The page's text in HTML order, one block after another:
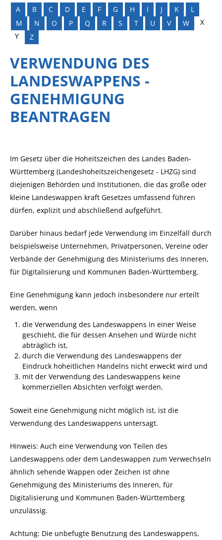
A B C D E F G H I J K
L
M
N O P Q R S T U V W
X
Y
Z
VERWENDUNG DES
LANDESWAPPENS -
GENEHMIGUNG
BEANTRAGEN
Im Gesetz über die Hoheitszeichen des Landes Baden-
Württemberg (Landeshoheitszeichengesetz - LHZG) sind
diejenigen Behörden und Institutionen, die das große oder
kleine Landeswappen kraft Gesetzes umfassend führen
dürfen, explizit und abschließend aufgeführt.
Darüber hinaus bedarf jede Verwendung im Einzelfall durch
beispielsweise Unternehmen, Privatpersonen, Vereine oder
Verbände der Genehmigung des Ministeriums des Inneren,
für Digitalisierung und Kommunen Baden-Württemberg.
Eine Genehmigung kann jedoch insbesondere nur erteilt
werden, wenn
die Verwendung des Landeswappens in einer Weise
geschieht, die für dessen Ansehen und Würde nicht
abträglich ist,
durch die Verwendung des Landeswappens der
Eindruck hoheitlichen Handelns nicht erweckt wird und
mit der Verwendung des Landeswappens keine
kommerziellen Absichten verfolgt werden.
Soweit eine Genehmigung nicht möglich ist, ist die
Verwendung des Landeswappens untersagt.
Hinweis: Auch eine Verwendung von Teilen des
Landeswappens oder dem Landeswappen zum Verwechseln
ähnlich sehende Wappen oder Zeichen ist ohne
Genehmigung des Ministeriums des Inneren, für
Digitalisierung und Kommunen Baden-Württemberg
unzulässig.
Achtung: Die unbefugte Benutzung des Landeswappens,